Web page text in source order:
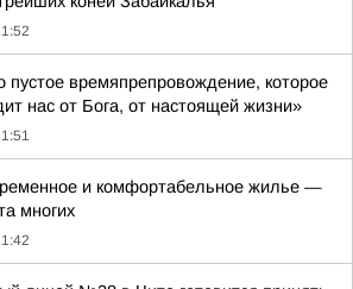
пустое времяпрепровождение, которое
нас от Бога, от настоящей жизни»
и комфортабельное жилье —
многих